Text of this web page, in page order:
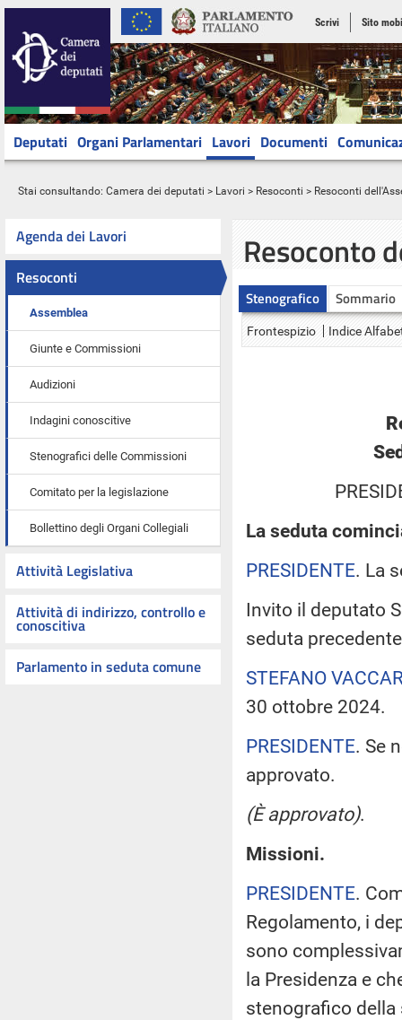
Scrivi Sito
Deputati Organi Parlamentari Lavori Documenti
Stai consultando: Camera dei deputati > Lavori > Resoconti > Resoconti
Agenda dei Lavori
Resoconti
Assemblea
Giunte e Commissioni
Audizioni
Indagini conoscitive
Stenografici delle Commissioni
Comitato per la legislazione
Bollettino degli Organi Collegiali
Attività Legislativa
Attività di indirizzo, controllo e
conoscitiva
Parlamento in seduta comune
Resoconto
Stenografico Sommario
Frontespizio Indice
La seduta
PRESIDENTE. La
Invito il deputato
seduta
STEFANO
30 ottobre 2024.
PRESIDENTE. Se
approvato.
(È approvato).
Missioni.
PRESIDENTE.
Regolamento, i
sono
la Presidenza e
stenografico